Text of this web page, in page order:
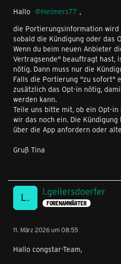
Hallo Helmers77 ,
die Portierungsinformation wird
sobald die Kündigung oder das
Wenn du beim neuen Anbieter
Vertragsende" beauftragt hast,
nötig. Dann muss nur die
Falls die Portierung "zu sofort"
zusätzlich das Opt-in nötig,
werden kann.
Teile uns bitte mit, ob ein Opt-
wir das noch ein. Die
über die App anfordern oder
Gruß Tina
l.geilersdoerfer
FORENANWÄRTER
11. März 2026 um 08:55
Hallo congstar-Team,